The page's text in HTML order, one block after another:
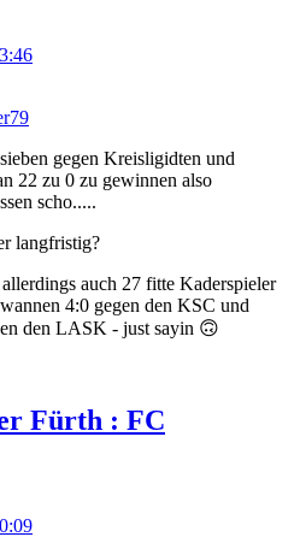
gegen Kreisligidten und
22 zu 0 zu gewinnen also
scho.....
langfristig?
auch 27 fitte Kaderspieler
4:0 gegen den KSC und
den LASK - just sayin 🙃
Fürth : FC